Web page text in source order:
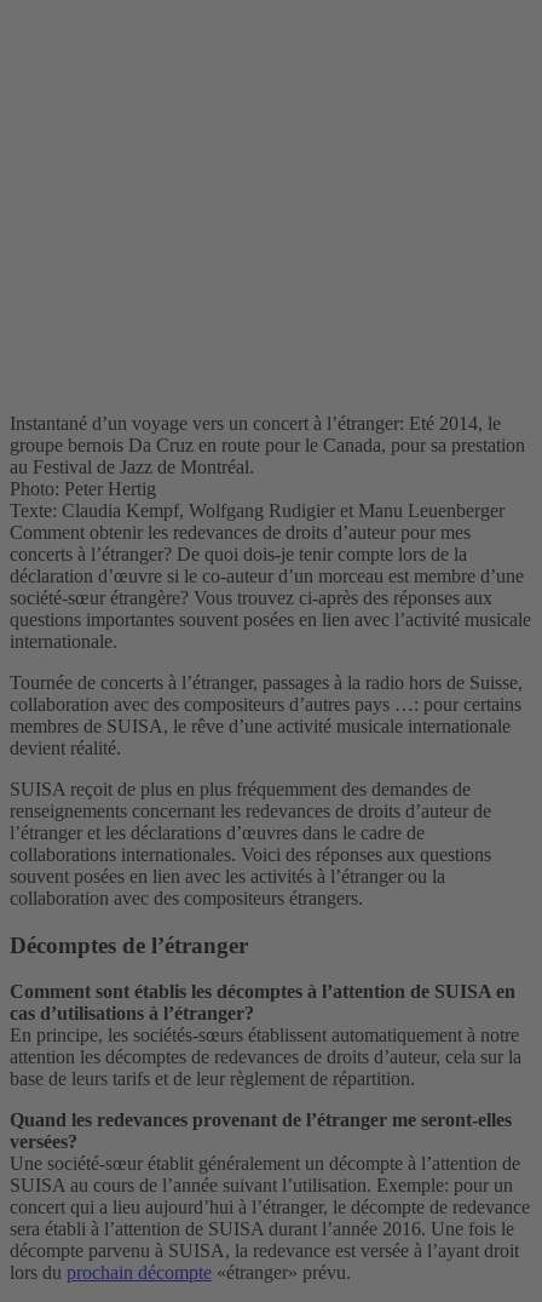
Instantané d’un voyage vers un concert à l’étranger: Eté 2014, le
groupe bernois Da Cruz en route pour le Canada, pour sa prestation
au Festival de Jazz de Montréal.
Photo: Peter Hertig
Texte: Claudia Kempf, Wolfgang Rudigier et Manu Leuenberger
Comment obtenir les redevances de droits d’auteur pour mes
concerts à l’étranger? De quoi dois-je tenir compte lors de la
déclaration d’œuvre si le co-auteur d’un morceau est membre d’une
société-sœur étrangère? Vous trouvez ci-après des réponses aux
questions importantes souvent posées en lien avec l’activité musicale
internationale.
Tournée de concerts à l’étranger, passages à la radio hors de Suisse,
collaboration avec des compositeurs d’autres pays …: pour certains
membres de SUISA, le rêve d’une activité musicale internationale
devient réalité.
SUISA reçoit de plus en plus fréquemment des demandes de
renseignements concernant les redevances de droits d’auteur de
l’étranger et les déclarations d’œuvres dans le cadre de
collaborations internationales. Voici des réponses aux questions
souvent posées en lien avec les activités à l’étranger ou la
collaboration avec des compositeurs étrangers.
Décomptes de l’étranger
Comment sont établis les décomptes à l’attention de SUISA en
cas d’utilisations à l’étranger?
En principe, les sociétés-sœurs établissent automatiquement à notre
attention les décomptes de redevances de droits d’auteur, cela sur la
base de leurs tarifs et de leur règlement de répartition.
Quand les redevances provenant de l’étranger me seront-elles
versées?
Une société-sœur établit généralement un décompte à l’attention de
SUISA au cours de l’année suivant l’utilisation. Exemple: pour un
concert qui a lieu aujourd’hui à l’étranger, le décompte de redevance
sera établi à l’attention de SUISA durant l’année 2016. Une fois le
décompte parvenu à SUISA, la redevance est versée à l’ayant droit
lors du prochain décompte «étranger» prévu.